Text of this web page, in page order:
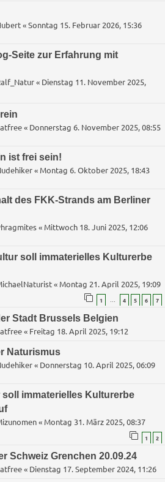
«Sonntag 15. Februar 2026, 15:36
Seite zur Erfahrung mit
« Dienstag 11. November 2025,
« Donnerstag 6. November 2025, 08:55
ist frei sein!
« Montag 6. Oktober 2025, 18:43
des FKK-Strands am Berliner
« Mittwoch 18. Juni 2025, 12:06
soll immaterielles Kulturerbe
« Montag 21. April 2025, 19:09
1 … 4 5 6 7
Stadt Brussels Belgien
« Freitag 18. April 2025, 19:12
Naturismus
« Donnerstag 10. April 2025, 06:09
immaterielles Kulturerbe
« Montag 31. März 2025, 08:37
1 2
Schweiz Grenchen 20.09.24
« Dienstag 17. September 2024, 11:26